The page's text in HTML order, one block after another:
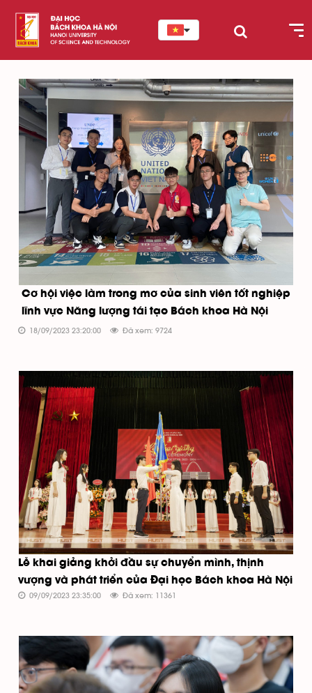
Cơ hội việc làm trong mơ của sinh viên tốt nghiệp
lĩnh vực Năng lượng tái tạo Bách khoa Hà Nội
18/09/2023 23:20:00 Đã xem: 9724
Lễ khai giảng khởi đầu sự chuyển mình, thịnh
vượng và phát triển của Đại học Bách khoa Hà Nội
09/09/2023 23:35:00 Đã xem: 11361